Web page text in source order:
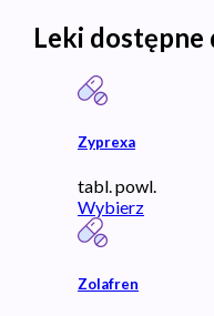
Leki dostępne
Zyprexa
tabl. powl.
Wybierz
Zolafren